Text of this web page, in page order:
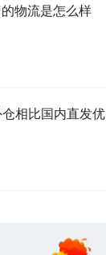
物流是怎么样
相比国内直发优